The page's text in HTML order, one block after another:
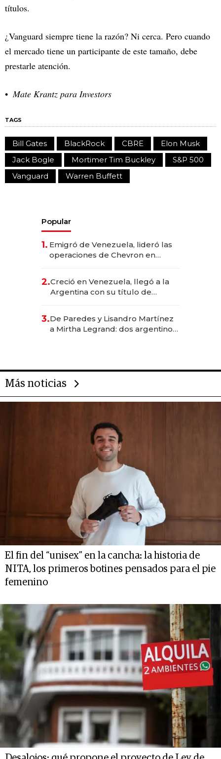
títulos.
¿Vanguard siempre tiene la razón? Ni cerca. Pero cuando
el mercado tiene un participante de este tamaño, debe
prestarle atención.
Mate Krantz para Investors
TAGS
Bill Gates BlackRock CBRE
Elon Musk
Jack Bogle
Mortimer Tim Buckley
S&P 500
Vanguard
Warren Buffett
Popular
1. Emigró de Venezuela, lideró las
operaciones de Chevron en
2.Creció en Venezuela, llegó a la
Argentina con su título de
las marcas "fast premium"
3.De Paredes y Lisandro Martínez
a Mirtha Legrand: dos argentinos
Más noticias
El fin del “unisex” en la cancha: la historia de
NITA, los primeros botines pensados para el pie
femenino